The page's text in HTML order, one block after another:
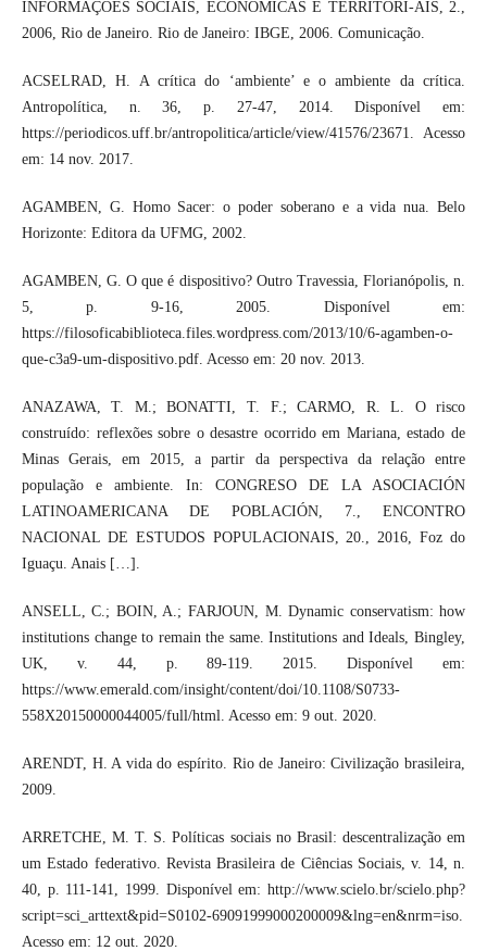
INFORMAÇÕES SOCIAIS, ECONÔMICAS E TERRITORI-AIS, 2.,
2006, Rio de Janeiro. Rio de Janeiro: IBGE, 2006. Comunicação.
ACSELRAD, H. A crítica do ‘ambiente’ e o ambiente da crítica.
Antropolítica, n. 36, p. 27-47, 2014. Disponível em:
https://periodicos.uff.br/antropolitica/article/view/41576/23671. Acesso
em: 14 nov. 2017.
AGAMBEN, G. Homo Sacer: o poder soberano e a vida nua. Belo
Horizonte: Editora da UFMG, 2002.
AGAMBEN, G. O que é dispositivo? Outro Travessia, Florianópolis, n.
5, p. 9-16, 2005. Disponível em:
https://filosoficabiblioteca.files.wordpress.com/2013/10/6-agamben-o-
que-c3a9-um-dispositivo.pdf. Acesso em: 20 nov. 2013.
ANAZAWA, T. M.; BONATTI, T. F.; CARMO, R. L. O risco
construído: reflexões sobre o desastre ocorrido em Mariana, estado de
Minas Gerais, em 2015, a partir da perspectiva da relação entre
população e ambiente. In: CONGRESO DE LA ASOCIACIÓN
LATINOAMERICANA DE POBLACIÓN, 7., ENCONTRO
NACIONAL DE ESTUDOS POPULACIONAIS, 20., 2016, Foz do
Iguaçu. Anais […].
ANSELL, C.; BOIN, A.; FARJOUN, M. Dynamic conservatism: how
institutions change to remain the same. Institutions and Ideals, Bingley,
UK, v. 44, p. 89-119. 2015. Disponível em:
https://www.emerald.com/insight/content/doi/10.1108/S0733-
558X20150000044005/full/html. Acesso em: 9 out. 2020.
ARENDT, H. A vida do espírito. Rio de Janeiro: Civilização brasileira,
2009.
ARRETCHE, M. T. S. Políticas sociais no Brasil: descentralização em
um Estado federativo. Revista Brasileira de Ciências Sociais, v. 14, n.
40, p. 111-141, 1999. Disponível em: http://www.scielo.br/scielo.php?
script=sci_arttext&pid=S0102-69091999000200009&lng=en&nrm=iso.
Acesso em: 12 out. 2020.